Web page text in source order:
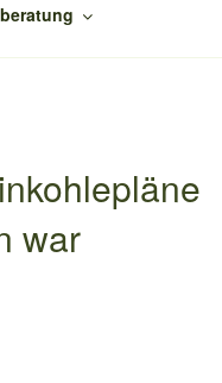
war